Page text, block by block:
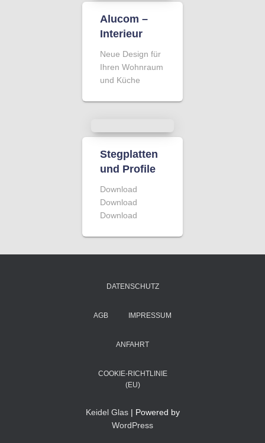
Alucom –
Interieur
Neue Design für
Ihren Wohnraum
und Küche
Stegplatten
und Profile
Download
Download
Download
DATENSCHUTZ
AGB IMPRESSUM
ANFAHRT
COOKIE-RICHTLINIE
(EU)
Keidel Glas| Powered by
WordPress